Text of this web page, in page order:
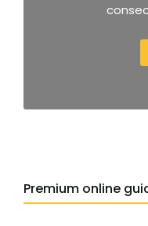
Premium online